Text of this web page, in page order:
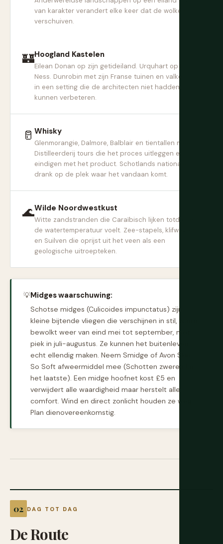
van karakter verandert elke keer dat de wolken
verschuiven.
🏰Hoogland Kastelen
Eilean Donan op zijn getideiland. Urquhart op Loch
Ness. Dunrobin met zijn Franse tuinen en valkerij. Elk
in een setting die de architecten niet hadden
kunnen verbeteren.
🥛 Whisky
Glenmorangie, Dalmore, Balblair en tientallen meer.
Distilleerderij tours die het proces uitleggen en
eindigen met het product. Schotlands nationale
drank op de plek waar het vandaan komt.
🌊Wilde Noordwestkust
Witte zandstranden die Caraïbisch lijken totdat je
de watertemperatuur voelt. Zee-stapels, klifwegen
en Suilven die oprijst uit het veen als een
geologische uitroepteken.
💡Midges waarschuwing:
Schotse midges (Culicoides impunctatus) zijn
kleine bijtende vliegen die verschijnen in stil, warm,
bewolkt weer van eind mei tot september, met
piek in juli-augustus. Ze kunnen het buitenleven
echt ellendig maken. Neem Smidge of Avon Skin
So Soft afweermiddel mee (Schotten zweren bij
het laatste). Een midge hoofnet kost £5 en
verwijdert alle waardigheid maar herstelt alle
comfort. Wind en direct zonlicht houden ze weg.
Plan dienovereenkomstig.
DAG TOT DAG
De Route